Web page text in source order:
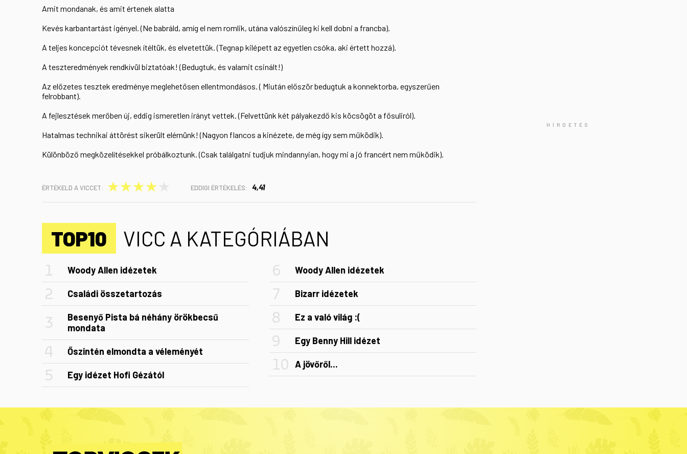
Amit mondanak, és amit értenek alatta
Kevés karbantartást igényel. (Ne babráld, amíg el nem romlik, utána valószínűleg ki kell dobni a francba).
A teljes koncepciót tévesnek ítéltük, és elvetettük. (Tegnap kilépett az egyetlen csóka, aki értett hozzá).
A teszteredmények rendkívül biztatóak! (Bedugtuk, és valamit csinált!)
Az előzetes tesztek eredménye meglehetősen ellentmondásos. ( Miután először bedugtuk a konnektorba, egyszerűen
felrobbant).
A fejlesztések merőben új, eddig ismeretlen irányt vettek. (Felvettünk két pályakezdő kis köcsögöt a fősuliról).
Hatalmas technikai áttörést sikerült elérnünk! (Nagyon flancos a kinézete, de még így sem működik).
Különböző megközelítésekkel próbálkoztunk. (Csak találgatni tudjuk mindannyian, hogy mi a jó francért nem működik).
ÉRTÉKELD A VICCET: ★
★
★
★ EDDIGI ÉRTÉKELÉS: 4,41
TOP10 VICC A KATEGÓRIÁBAN
Woody Allen idézetek
Családi összetartozás
Besenyő Pista bá néhány örökbecsű
mondata
Őszintén elmondta a véleményét
Egy idézet Hofi Gézától
Woody Allen idézetek
Bizarr idézetek
Ez a való világ :(
Egy Benny Hill idézet
A jövőről...